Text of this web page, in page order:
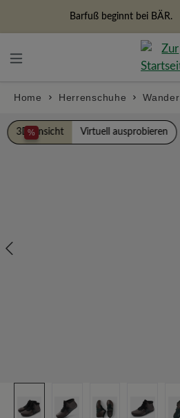
Freiheitspioniere
Home Herrenschuhe
%
Bildergalerie überspringen
3D Ansicht Virtuell ausprobieren